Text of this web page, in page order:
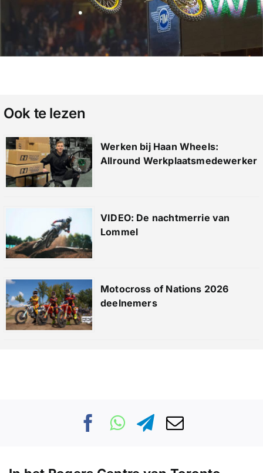
Ook te lezen
Werken bij Haan Wheels:
Allround Werkplaatsmedewerker
VIDEO: De nachtmerrie van
Lommel
Motocross of Nations 2026
deelnemers